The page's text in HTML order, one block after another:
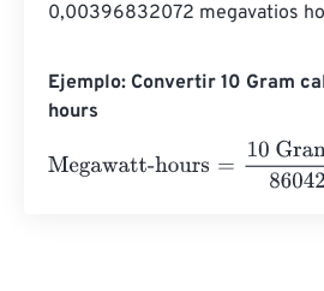
0,00396832072 megavatios
Ejemplo: Convertir 10 Gram
hours
Megawatt-hours
10 Gram